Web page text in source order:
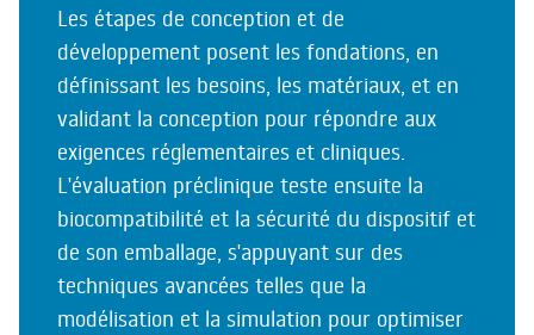
Les étapes de conception et de
développement posent les fondations, en
définissant les besoins, les matériaux, et en
validant la conception pour répondre aux
exigences réglementaires et cliniques.
L'évaluation préclinique teste ensuite la
biocompatibilité et la sécurité du dispositif et
de son emballage, s'appuyant sur des
techniques avancées telles que la
modélisation et la simulation pour optimiser